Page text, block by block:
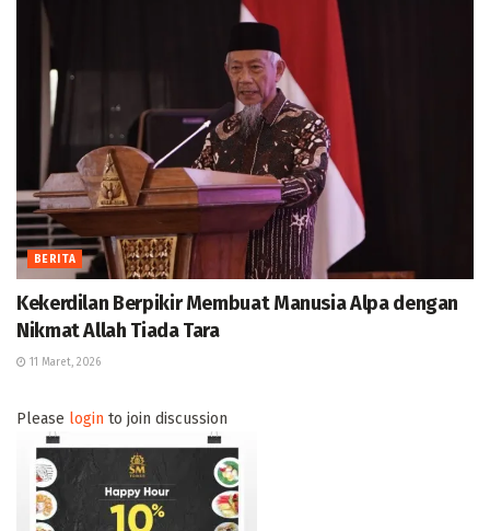
BERITA
Kekerdilan Berpikir Membuat Manusia Alpa dengan
Nikmat Allah Tiada Tara
11 Maret, 2026
Please login to join discussion